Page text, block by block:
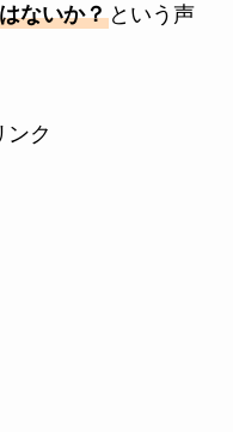
ないか？という声
ンク